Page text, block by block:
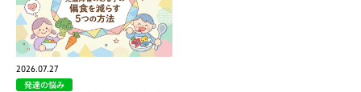
2026.07.27
発達の悩み